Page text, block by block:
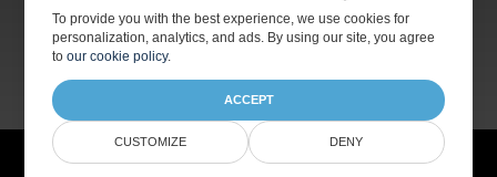
Situs Web
Tentang
© Aspose Pty Ltd 2001-2026. Semua Hak Dilindungi Undang-undang.
To provide you with the best experience, we use cookies for
personalization, analytics, and ads. By using our site, you agree
toour cookie policy.
ACCEPT
CUSTOMIZE DENY